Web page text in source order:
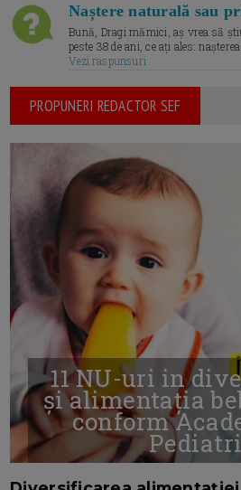
Naștere naturală sau
Bună, Dragi mămici, aș vrea să
peste 38 de ani, ce ați ales:
Vezi raspunsuri
PROPUNERI REDACTOR SEF
11 NU-uri in
și alimentația
conform